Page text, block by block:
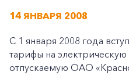
14 ЯНВАРЯ 2008
С 1 января 2008 года
тарифы на
отпускаемую ОАО